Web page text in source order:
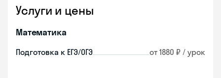
Услуги и цены
Математика
Подготовка к ЕГЭ/ОГЭ от 1880 ₽ / урок